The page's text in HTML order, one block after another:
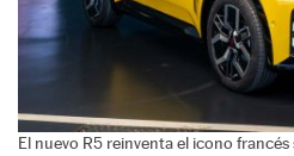
El nuevo R5 reinventa el icono francés